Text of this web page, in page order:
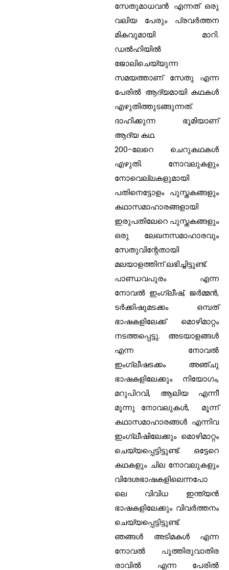
സേതുമാധവന്‍ എന്നത് ഒരു
വലിയ പേരും പ്രവര്‍ത്തന
മികവുമായി മാറി.
ഡല്‍ഹിയില്‍
ജോലിചെയ്യുന്ന
സമയത്താണ് സേതു എന്ന
പേരില്‍ ആദ്യമായി കഥകള്‍
എഴുതിത്തുടങ്ങുന്നത്.
ദാഹിക്കുന്ന ഭൂമിയാണ്
ആദ്യ കഥ.
200-ലേറെ ചെറുകഥകള്‍
എഴുതി. നോവലുകളും
നോവെല്ലകളുമായി
പതിനെട്ടോളം പുസ്തകങ്ങളും
കഥാസമാഹാരങ്ങളായി
ഇരുപതിലേറെ പുസ്തകങ്ങളും
ഒരു ലേഖനസമാഹാരവും
സേതുവിന്റേതായി
മലയാളത്തിന് ലഭിച്ചിട്ടുണ്ട്.
പാണ്ഡവപുരം എന്ന
നോവല്‍ ഇംഗ്ലീഷ്, ജര്‍മ്മന്‍,
ടര്‍ക്കിഷുമടക്കം ഒമ്പത്
ഭാഷകളിലേക്ക് മൊഴിമാറ്റം
നടത്തപ്പെട്ടു. അടയാളങ്ങള്‍
എന്ന നോവല്‍
ഇംഗ്ലീഷടക്കം അഞ്ചു
ഭാഷകളിലേക്കും നിയോഗം,
മറുപിറവി, ആലിയ എന്നീ
മൂന്നു നോവലുകള്‍, മൂന്ന്
കഥാസമാഹാരങ്ങള്‍ എന്നിവ
ഇംഗ്ലീഷിലേക്കും മൊഴിമാറ്റം
ചെയ്യപ്പെട്ടിട്ടുണ്ട്. ഒട്ടേറെ
കഥകളും ചില നോവലുകളും
വിദേശഭാഷകളിലെന്നപോ
ലെ വിവിധ ഇന്ത്യന്‍
ഭാഷകളിലേക്കും വിവര്‍ത്തനം
ചെയ്യപ്പെട്ടിട്ടുണ്ട്.
ഞങ്ങള്‍ അടിമകള്‍ എന്ന
നോവല്‍ പൂത്തിരുവാതിര
രാവില്‍ എന്ന പേരില്‍